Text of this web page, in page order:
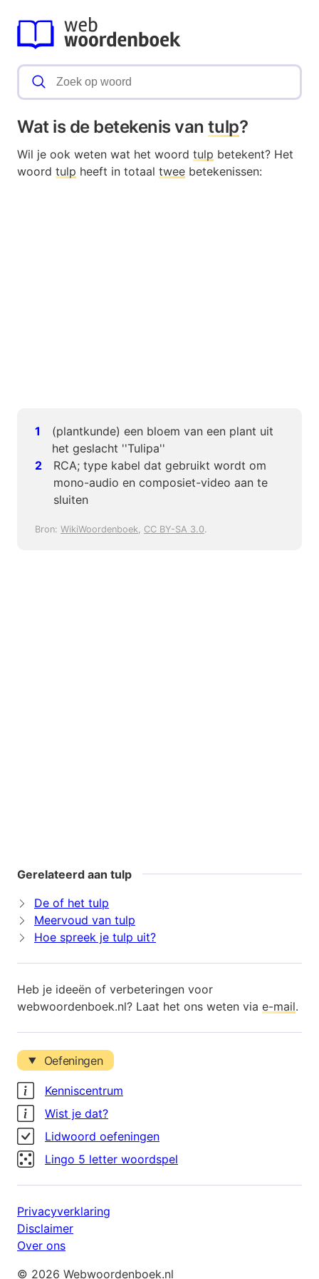
Wat is de betekenis vantulp?
Wil je ook weten wat het woord tulp betekent? Het
woord tulp heeft in totaal twee betekenissen:
(plantkunde) een bloem van een plant uit
het geslacht ''Tulipa''
RCA; type kabel dat gebruikt wordt om
mono-audio en composiet-video aan te
sluiten
Bron: WikiWoordenboek, CC BY-SA 3.0.
Gerelateerd aan tulp
De of het tulp
Meervoud van tulp
Hoe spreek je tulp uit?
Heb je ideeën of verbeteringen voor
webwoordenboek.nl? Laat het ons weten via e-mail.
Oefeningen
Kenniscentrum
Wist je dat?
Lidwoord oefeningen
Lingo 5 letter woordspel
Privacyverklaring
Disclaimer
Over ons
© 2026 Webwoordenboek.nl